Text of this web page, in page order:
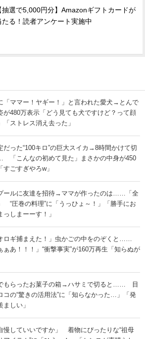
抽選で5,000円分】Amazonギフトカードが
たる！読者アンケート実施中
「ママー！ヤギー！」と言われた愛犬→とんで
が480万表示「どう見ても犬ですけど？って顔
「ストレス消え去った」
だった“100キロ”の巨大スイカ→8時間かけて切
こんなの初めて見た」まさかの中身が450
すごすぎやろw」
ールに友達を招待→ママが作ったのは……「全
“圧巻の料理”に「うっひょ～！」「勝手にお
っしまーーす！」
ロギ捕まえた！」虫かごの中をのぞくと……
ぁあ！！！」“衝撃事実”が160万再生「知らぬが
もらったお菓子の箱→ハサミで切ると…… 目
コの“驚きの活用法”に「知らなかった…」「発
ましい」
慢していいですか」 着物にぴったりな“祖母